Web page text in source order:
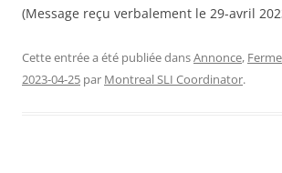
(Message reçu verbalement le 29-avril
Cette entrée a été publiée dansAnnonce,
2023-04-25 par Montreal SLI Coordinator.